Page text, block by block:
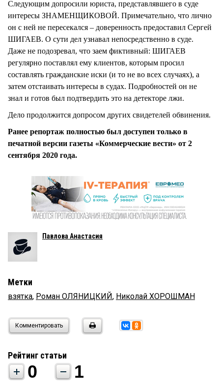
Следующим допросили юриста, представлявшего в суде
интересы ЗНАМЕНЩИКОВОЙ. Примечательно, что лично
он с ней не пересекался – доверенность предоставил Сергей
ШИГАЕВ. О сути дел узнавал непосредственно в суде.
Даже не подозревал, что заем фиктивный: ШИГАЕВ
регулярно поставлял ему клиентов, которым просил
составлять гражданские иски (и то не во всех случаях), а
затем отстаивать интересы в судах. Подробностей он не
знал и готов был подтвердить это на детекторе лжи.
Дело продолжится допросом других свидетелей обвинения.
Ранее репортаж полностью был доступен только в
печатной версии газеты «Коммерческие вести» от 2
сентября 2020 года.
Павлова Анастасия
Метки
взятка, Роман ОЛЯНИЦКИЙ, Николай ХОРОШМАН
Комментировать
Рейтинг статьи
0 1